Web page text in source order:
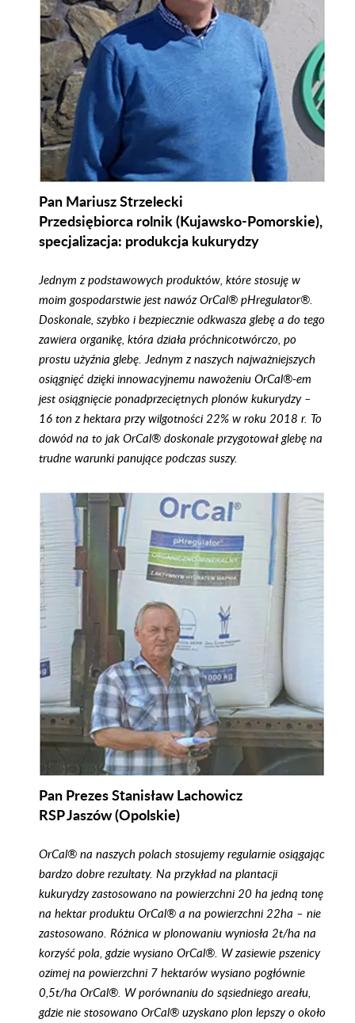
Skąd wziąć azot,
fosfor i potas?
Czytaj więcej
Pan Mariusz Strzelecki
Przedsiębiorca rolnik (Kujawsko-Pomorskie),
specjalizacja: produkcja kukurydzy
Jednym z podstawowych produktów, które stosuję w
moim gospodarstwie jest nawóz OrCal® pHregulator®.
Doskonale, szybko i bezpiecznie odkwasza glebę a do tego
zawiera organikę, która działa próchnicotwórczo, po
prostu użyźnia glebę. Jednym z naszych najważniejszych
osiągnięć dzięki innowacyjnemu nawożeniu OrCal®-em
jest osiągnięcie ponadprzeciętnych plonów kukurydzy –
16 ton z hektara przy wilgotności 22% w roku 2018 r. To
dowód na to jak OrCal® doskonale przygotował glebę na
trudne warunki panujące podczas suszy.
Pan Prezes Stanisław Lachowicz
RSP Jaszów (Opolskie)
OrCal® na naszych polach stosujemy regularnie osiągając
bardzo dobre rezultaty. Na przykład na plantacji
kukurydzy zastosowano na powierzchni 20 ha jedną tonę
na hektar produktu OrCal® a na powierzchni 22ha – nie
zastosowano. Różnica w plonowaniu wyniosła 2t/ha na
korzyść pola, gdzie wysiano OrCal®. W zasiewie pszenicy
ozimej na powierzchni 7 hektarów wysiano pogłównie
0,5t/ha OrCal®. W porównaniu do sąsiedniego areału,
gdzie nie stosowano OrCal® uzyskano plon lepszy o około